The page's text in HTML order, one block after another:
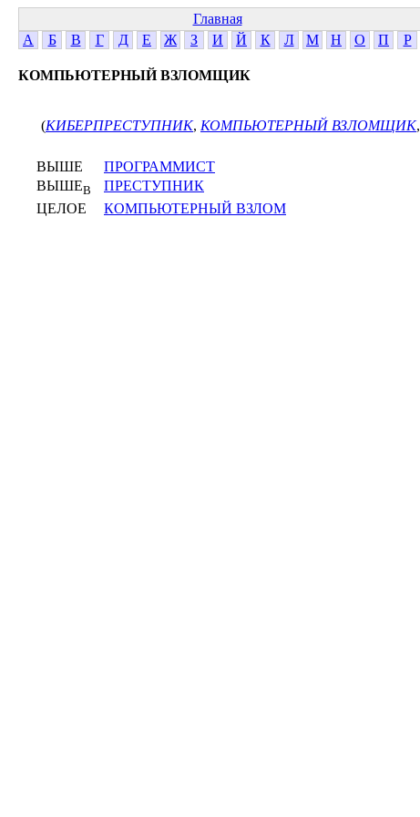
Главная
А
Б В Г Д Е Ж З И Й К Л М Н О П Р
КОМПЬЮТЕРНЫЙ ВЗЛОМЩИК
(КИБЕРПРЕСТУПНИК, КОМПЬЮТЕРНЫЙ ВЗЛОМЩИК,
ВЫШЕ
ПРОГРАММИСТ
ВЫШЕВ
ПРЕСТУПНИК
ЦЕЛОЕ
КОМПЬЮТЕРНЫЙ ВЗЛОМ